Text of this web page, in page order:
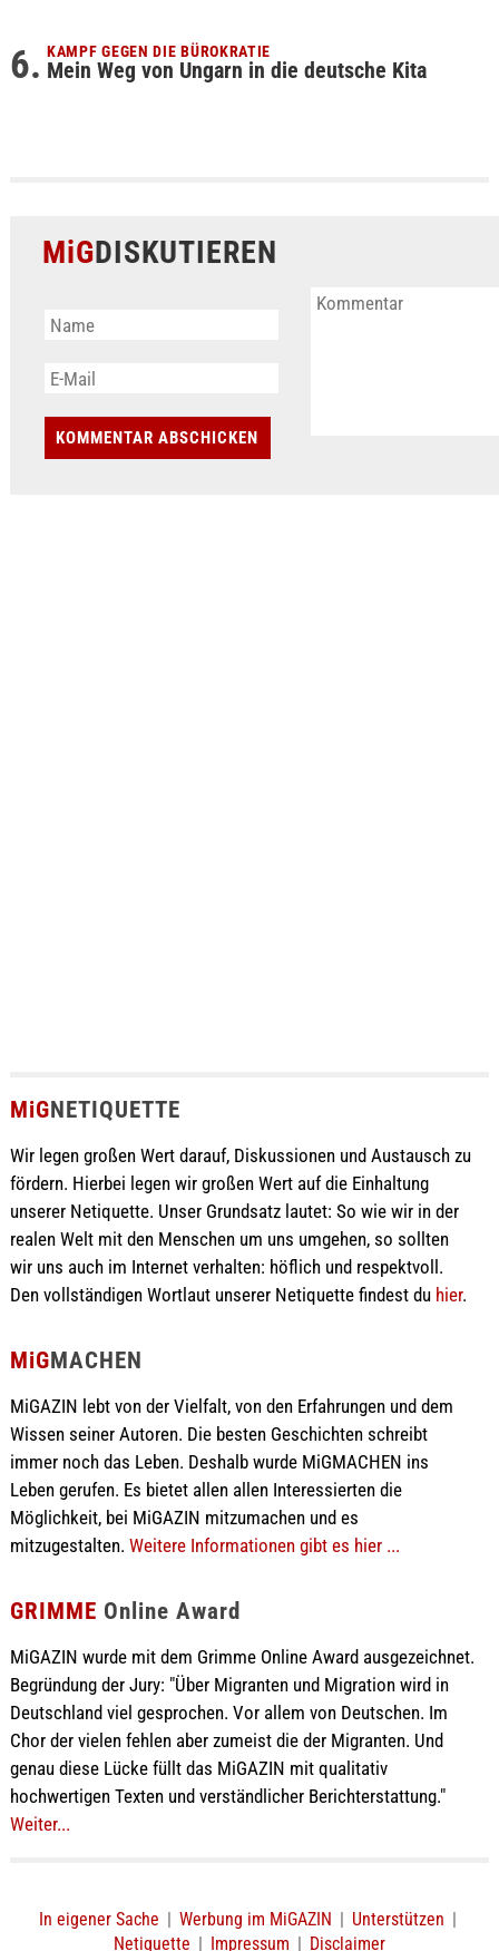
KAMPF GEGEN DIE BÜROKRATIE
Mein Weg von Ungarn in die deutsche Kita
MiGDISKUTIEREN
MiGNETIQUETTE
Wir legen großen Wert darauf, Diskussionen und Austausch zu
fördern. Hierbei legen wir großen Wert auf die Einhaltung
unserer Netiquette. Unser Grundsatz lautet: So wie wir in der
realen Welt mit den Menschen um uns umgehen, so sollten
wir uns auch im Internet verhalten: höflich und respektvoll.
Den vollständigen Wortlaut unserer Netiquette findest du hier.
MiGMACHEN
MiGAZIN lebt von der Vielfalt, von den Erfahrungen und dem
Wissen seiner Autoren. Die besten Geschichten schreibt
immer noch das Leben. Deshalb wurde MiGMACHEN ins
Leben gerufen. Es bietet allen allen Interessierten die
Möglichkeit, bei MiGAZIN mitzumachen und es
mitzugestalten. Weitere Informationen gibt es hier ...
GRIMME Online Award
MiGAZIN wurde mit dem Grimme Online Award ausgezeichnet.
Begründung der Jury: "Über Migranten und Migration wird in
Deutschland viel gesprochen. Vor allem von Deutschen. Im
Chor der vielen fehlen aber zumeist die der Migranten. Und
genau diese Lücke füllt das MiGAZIN mit qualitativ
hochwertigen Texten und verständlicher Berichterstattung."
Weiter...
In eigener Sache | Werbung im MiGAZIN | Unterstützen |
Netiquette | Impressum | Disclaimer